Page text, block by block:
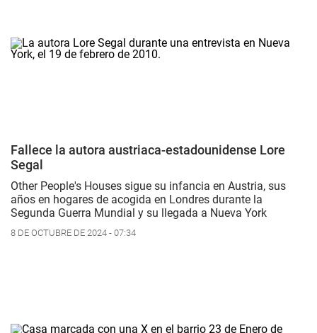
Fallece la autora austriaca-estadounidense Lore
Segal
Other People's Houses sigue su infancia en Austria, sus
años en hogares de acogida en Londres durante la
Segunda Guerra Mundial y su llegada a Nueva York
8 DE OCTUBRE DE 2024 - 07:34